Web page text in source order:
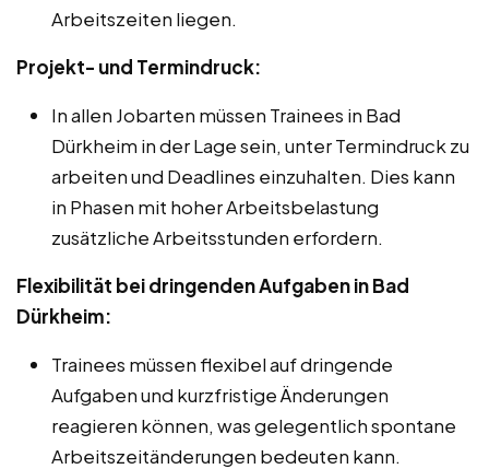
Arbeitszeiten liegen.
Projekt- und Termindruck:
In allen Jobarten müssen Trainees in Bad
Dürkheim in der Lage sein, unter Termindruck zu
arbeiten und Deadlines einzuhalten. Dies kann
in Phasen mit hoher Arbeitsbelastung
zusätzliche Arbeitsstunden erfordern.
Flexibilität bei dringenden Aufgaben in Bad
Dürkheim:
Trainees müssen flexibel auf dringende
Aufgaben und kurzfristige Änderungen
reagieren können, was gelegentlich spontane
Arbeitszeitänderungen bedeuten kann.